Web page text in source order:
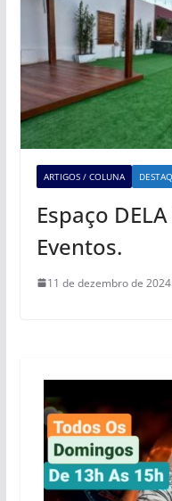
ARTIGOS / COLUNA
Espaço
Eventos.
11 de dezembro de 2024